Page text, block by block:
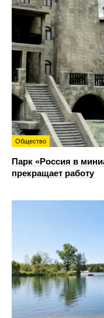
Общество
Парк «Россия в
прекращает работу